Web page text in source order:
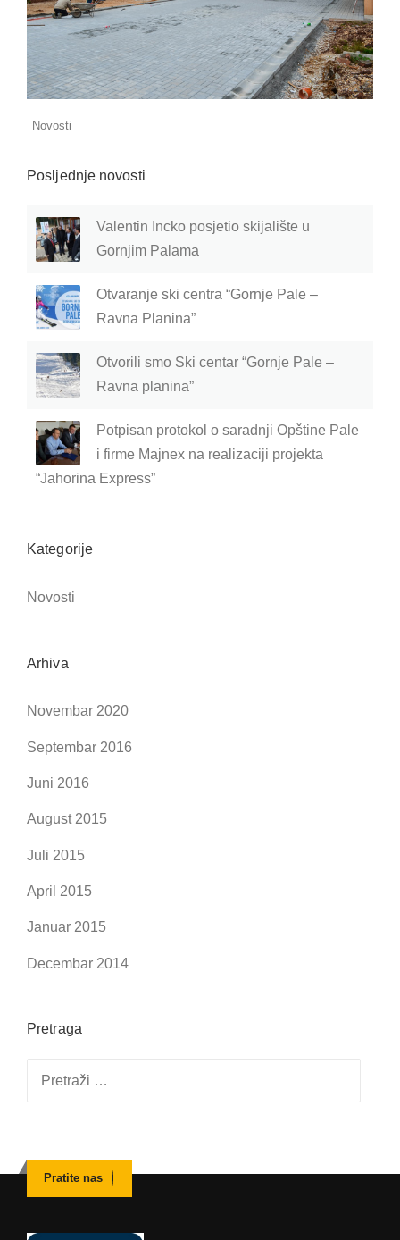
Novosti
Posljednje novosti
Valentin Incko posjetio skijalište u
Gornjim Palama
Otvaranje ski centra “Gornje Pale –
Ravna Planina”
Otvorili smo Ski centar “Gornje Pale –
Ravna planina”
Potpisan protokol o saradnji Opštine Pale
i firme Majnex na realizaciji projekta
“Jahorina Express”
Kategorije
Novosti
Arhiva
Novembar 2020
Septembar 2016
Juni 2016
August 2015
Juli 2015
April 2015
Januar 2015
Decembar 2014
Pretraga
Pratite nas